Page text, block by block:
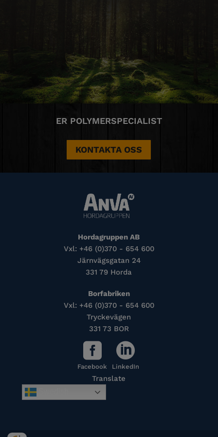
ER POLYMERSPECIALIST
KONTAKTA OSS
Hordagruppen AB
Vxl: +46 (0)370 - 654 600
Järnvägsgatan 24
331 79 Horda
Borfabriken
Vxl: +46 (0)370 - 654 600
Tryckevägen
331 73 BOR
Facebook LinkedIn
Translate
Swedish